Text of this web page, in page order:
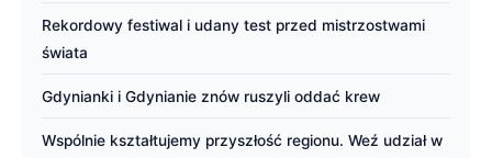
Rekordowy festiwal i udany test przed mistrzostwami
świata
Gdynianki i Gdynianie znów ruszyli oddać krew
Wspólnie kształtujemy przyszłość regionu. Weź udział w